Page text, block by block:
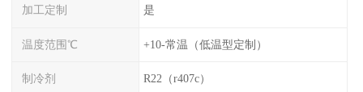
加工定制 是
温度范围℃ +10-常温（低温型定制）
制冷剂 R22（r407c）